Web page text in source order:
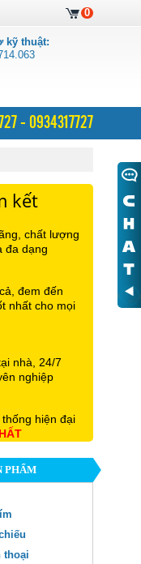
kỹ thuật:
- 0934317727
kết
chất lượng
đa dạng
đem đến
nhất cho mọi
nhà, 24/7
nghiệp
hiện đại
trình độ
hết mình vì
PHẨM
thoại
0